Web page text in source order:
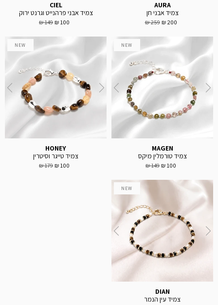
AURA
צמיד אבני חן
200 ₪
259 ₪
CIEL
צמיד אבני פרהנייט וגרנט ירוק
100 ₪
149 ₪
NEW
MAGEN
צמיד טורמלין מיקס
100 ₪
149 ₪
NEW
HONEY
צמיד טייגר וסיטרין
100 ₪
179 ₪
NEW
DIAN
צמיד עין הנמר